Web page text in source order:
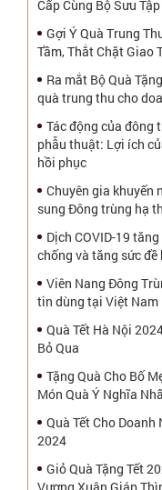
Cấp Cùng Bộ Sưu Tập
Gợi Ý Quà Trung
Tầm, Thắt Chặt Giao
Ra mắt Bộ Quà
quà trung thu cho
Tác động của đông
phẫu thuật: Lợi ích
hồi phục
Chuyên gia khuyến
sung Đông trùng hạ
Dịch COVID-19
chống và tăng sức đề
Viên Nang Đông
tin dùng tại Việt Nam
Quà Tết Hà Nội
Bỏ Qua
Tặng Quà Cho Bố
Món Quà Ý Nghĩa
Quà Tết Cho
2024
Giỏ Quà Tặng Tết